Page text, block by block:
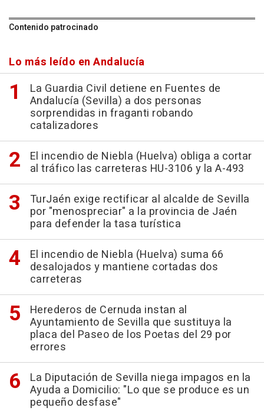
Contenido patrocinado
Lo más leído en Andalucía
La Guardia Civil detiene en Fuentes de
Andalucía (Sevilla) a dos personas
sorprendidas in fraganti robando
catalizadores
El incendio de Niebla (Huelva) obliga a cortar
al tráfico las carreteras HU-3106 y la A-493
TurJaén exige rectificar al alcalde de Sevilla
por "menospreciar" a la provincia de Jaén
para defender la tasa turística
El incendio de Niebla (Huelva) suma 66
desalojados y mantiene cortadas dos
carreteras
Herederos de Cernuda instan al
Ayuntamiento de Sevilla que sustituya la
placa del Paseo de los Poetas del 29 por
errores
La Diputación de Sevilla niega impagos en la
Ayuda a Domicilio: "Lo que se produce es un
pequeño desfase"